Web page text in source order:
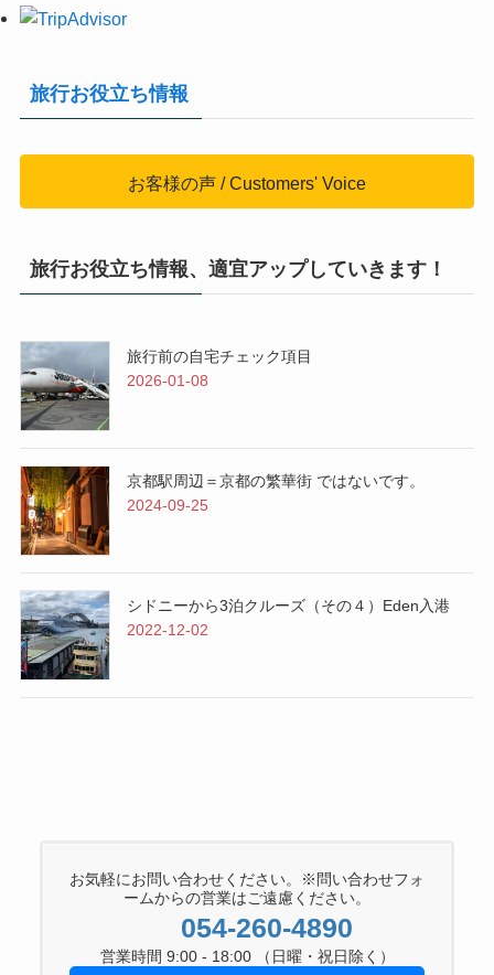
旅行お役立ち情報
お客様の声 / Customers' Voice
旅行お役立ち情報、適宜アップしていきます！
旅行前の自宅チェック項目
2026-01-08
京都駅周辺＝京都の繁華街 ではないです。
2024-09-25
シドニーから3泊クルーズ（その４）Eden入港
2022-12-02
お気軽にお問い合わせください。※問い合わせフォ
ームからの営業はご遠慮ください。
054-260-4890
営業時間 9:00 - 18:00 （日曜・祝日除く）